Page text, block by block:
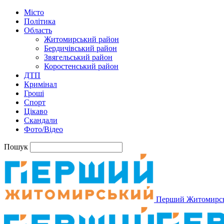
Місто
Політика
Область
Житомирський район
Бердичівський район
Звягельський район
Коростенський район
ДТП
Кримінал
Гроші
Спорт
Цікаво
Скандали
Фото/Відео
Пошук
Перший